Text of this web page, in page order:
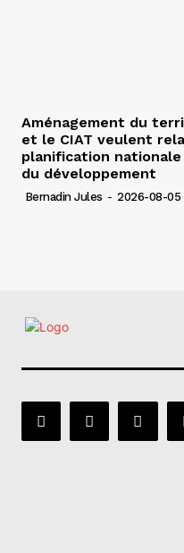
Aménagement du
et le CIAT veulent
planification
du développement
Bernadin Jules - 2026-08-05